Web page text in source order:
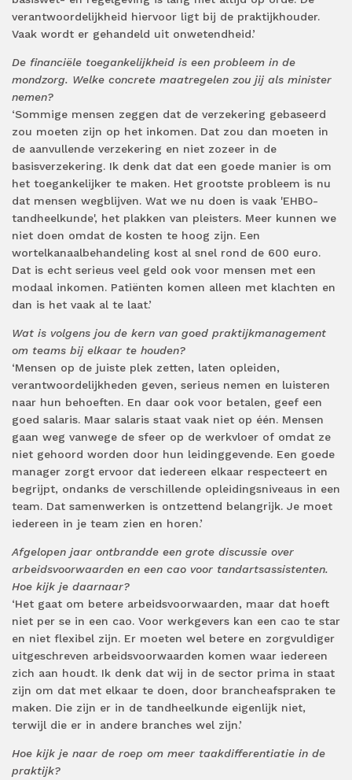
verantwoordelijkheid hiervoor ligt bij de praktijkhouder.
Vaak wordt er gehandeld uit onwetendheid.’
De financiële toegankelijkheid is een probleem in de
mondzorg. Welke concrete maatregelen zou jij als minister
nemen?
‘Sommige mensen zeggen dat de verzekering gebaseerd
zou moeten zijn op het inkomen. Dat zou dan moeten in
de aanvullende verzekering en niet zozeer in de
basisverzekering. Ik denk dat dat een goede manier is om
het toegankelijker te maken. Het grootste probleem is nu
dat mensen wegblijven. Wat we nu doen is vaak 'EHBO-
tandheelkunde', het plakken van pleisters. Meer kunnen we
niet doen omdat de kosten te hoog zijn. Een
wortelkanaalbehandeling kost al snel rond de 600 euro.
Dat is echt serieus veel geld ook voor mensen met een
modaal inkomen. Patiënten komen alleen met klachten en
dan is het vaak al te laat.’
Wat is volgens jou de kern van goed praktijkmanagement
om teams bij elkaar te houden?
‘Mensen op de juiste plek zetten, laten opleiden,
verantwoordelijkheden geven, serieus nemen en luisteren
naar hun behoeften. En daar ook voor betalen, geef een
goed salaris. Maar salaris staat vaak niet op één. Mensen
gaan weg vanwege de sfeer op de werkvloer of omdat ze
niet gehoord worden door hun leidinggevende. Een goede
manager zorgt ervoor dat iedereen elkaar respecteert en
begrijpt, ondanks de verschillende opleidingsniveaus in een
team. Dat samenwerken is ontzettend belangrijk. Je moet
iedereen in je team zien en horen.’
Afgelopen jaar ontbrandde een grote discussie over
arbeidsvoorwaarden en een cao voor tandartsassistenten.
Hoe kijk je daarnaar?
‘Het gaat om betere arbeidsvoorwaarden, maar dat hoeft
niet per se in een cao. Voor werkgevers kan een cao te star
en niet flexibel zijn. Er moeten wel betere en zorgvuldiger
uitgeschreven arbeidsvoorwaarden komen waar iedereen
zich aan houdt. Ik denk dat wij in de sector prima in staat
zijn om dat met elkaar te doen, door brancheafspraken te
maken. Die zijn er in de tandheelkunde eigenlijk niet,
terwijl die er in andere branches wel zijn.’
Hoe kijk je naar de roep om meer taakdifferentiatie in de
praktijk?